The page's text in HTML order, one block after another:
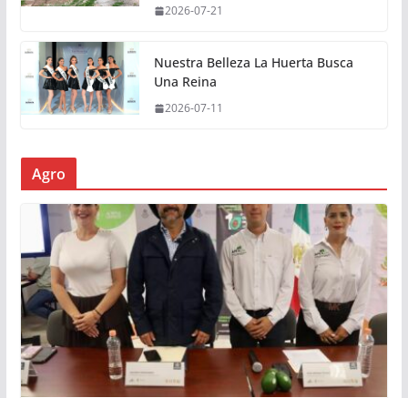
2026-07-21
Nuestra Belleza La Huerta Busca
Una Reina
2026-07-11
Agro